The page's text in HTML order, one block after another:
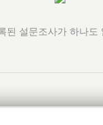
된 설문조사가 하나도